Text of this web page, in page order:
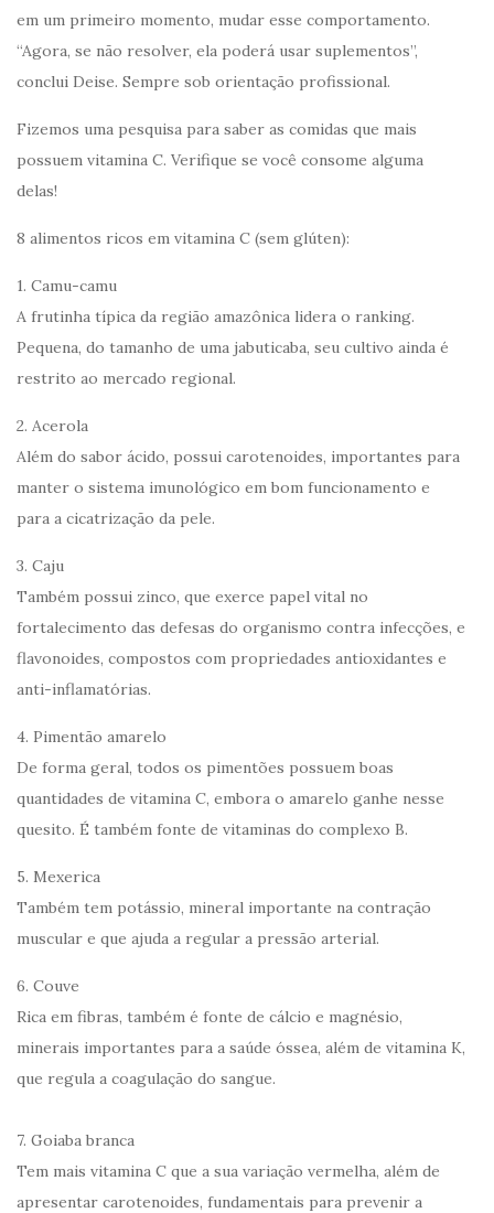
em um primeiro momento, mudar esse comportamento.
“Agora, se não resolver, ela poderá usar suplementos”,
conclui Deise. Sempre sob orientação profissional.
Fizemos uma pesquisa para saber as comidas que mais
possuem vitamina C. Verifique se você consome alguma
delas!
8 alimentos ricos em vitamina C (sem glúten):
1. Camu-camu
A frutinha típica da região amazônica lidera o ranking.
Pequena, do tamanho de uma jabuticaba, seu cultivo ainda é
restrito ao mercado regional.
2. Acerola
Além do sabor ácido, possui carotenoides, importantes para
manter o sistema imunológico em bom funcionamento e
para a cicatrização da pele.
3. Caju
Também possui zinco, que exerce papel vital no
fortalecimento das defesas do organismo contra infecções, e
flavonoides, compostos com propriedades antioxidantes e
anti-inflamatórias.
4. Pimentão amarelo
De forma geral, todos os pimentões possuem boas
quantidades de vitamina C, embora o amarelo ganhe nesse
quesito. É também fonte de vitaminas do complexo B.
5. Mexerica
Também tem potássio, mineral importante na contração
muscular e que ajuda a regular a pressão arterial.
6. Couve
Rica em fibras, também é fonte de cálcio e magnésio,
minerais importantes para a saúde óssea, além de vitamina K,
que regula a coagulação do sangue.
7. Goiaba branca
Tem mais vitamina C que a sua variação vermelha, além de
apresentar carotenoides, fundamentais para prevenir a